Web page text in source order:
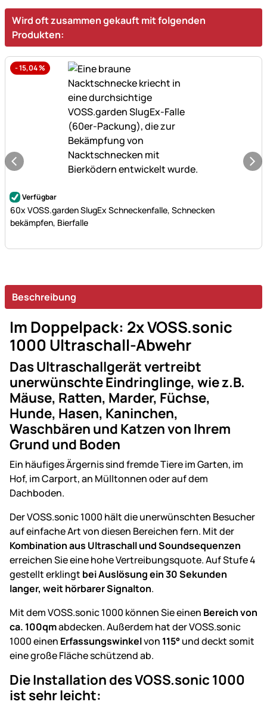
Wird oft zusammen gekauft mit folgenden
Produkten:
-15,04%
Noch keine Bewertungen abgegeben
Verfügbar
60x VOSS.garden SlugEx Schneckenfalle, Schnecken
bekämpfen, Bierfalle
Beschreibung
Im Doppelpack: 2x VOSS.sonic
1000 Ultraschall-Abwehr
Das Ultraschallgerät vertreibt
unerwünschte Eindringlinge, wie z.B.
Mäuse, Ratten, Marder, Füchse,
Hunde, Hasen, Kaninchen,
Waschbären und Katzen von Ihrem
Grund und Boden
Ein häufiges Ärgernis sind fremde Tiere im Garten, im
Hof, im Carport, an Mülltonnen oder auf dem
Dachboden.
Der VOSS.sonic 1000 hält die unerwünschten Besucher
auf einfache Art von diesen Bereichen fern. Mit der
Kombination aus Ultraschall und Soundsequenzen
erreichen Sie eine hohe Vertreibungsquote. Auf Stufe 4
gestellt erklingt bei Auslösung ein 30 Sekunden
langer, weit hörbarer Signalton.
Mit dem VOSS.sonic 1000 können Sie einen Bereich von
ca. 100qmabdecken. Außerdem hat der VOSS.sonic
1000 einen Erfassungswinkelvon 115°und deckt somit
eine große Fläche schützend ab.
Die Installation des VOSS.sonic 1000
ist sehr leicht: